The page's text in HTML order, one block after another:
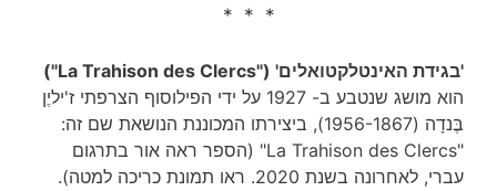
* * *
'בגידת האינטלקטואלים' ("La Trahison des Clercs")
הוא מושג שנטבע ב- 1927 על ידי הפילוסוף הצרפתי ז'יליֶן
בֶּנדָה (1956-1867), ביצירתו המכוננת הנושאת שם זה:
"La Trahison des Clercs" (הספר ראה אור בתרגום
עברי, לאחרונה בשנת 2020. ראו תמונת כריכה למטה).